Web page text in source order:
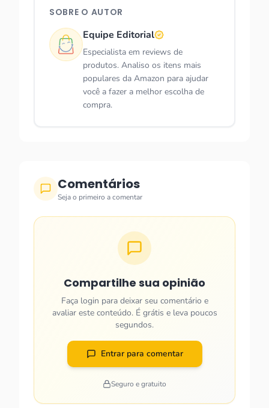
SOBRE O AUTOR
Equipe Editorial
Especialista em reviews de
produtos. Analiso os itens mais
populares da Amazon para ajudar
você a fazer a melhor escolha de
compra.
Comentários
Seja o primeiro a comentar
Compartilhe sua opinião
Faça login para deixar seu comentário e
avaliar este conteúdo. É grátis e leva poucos
segundos.
Entrar para comentar
Seguro e gratuito